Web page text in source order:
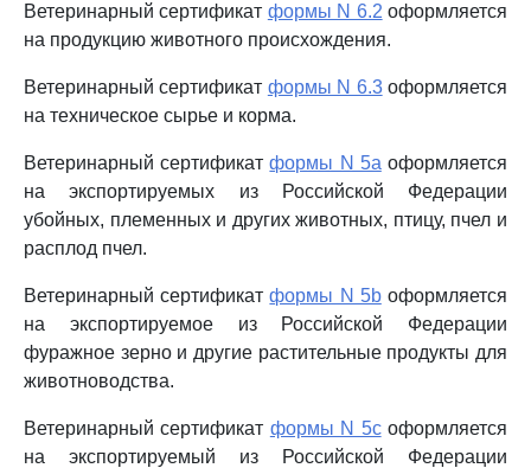
Ветеринарный сертификат формы N 6.2 оформляется
на продукцию животного происхождения.
Ветеринарный сертификат формы N 6.3оформляется
на техническое сырье и корма.
Ветеринарный сертификатформы N 5a оформляется
на экспортируемых из Российской Федерации
убойных, племенных и других животных, птицу, пчел и
расплод пчел.
Ветеринарный сертификатформы N 5bоформляется
на экспортируемое из Российской Федерации
фуражное зерно и другие растительные продукты для
животноводства.
Ветеринарный сертификат формы N 5cоформляется
на экспортируемый из Российской Федерации